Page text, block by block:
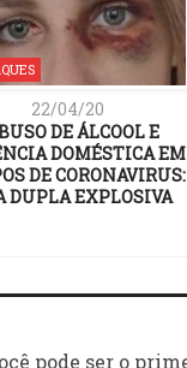
22/04/20
DE ÁLCOOL E
DOMÉSTICA EM
DE CORONAVIRUS:
DUPLA EXPLOSIVA
pode ser o